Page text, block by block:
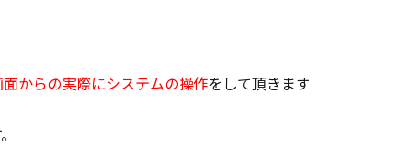
からの実際にシステムの操作をして頂きます